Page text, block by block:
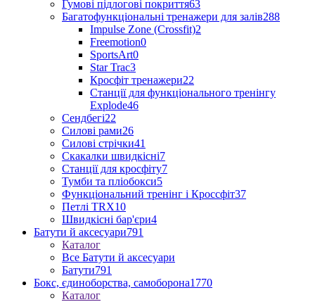
Гумові підлогові покриття63
Багатофункціональні тренажери для залів288
Impulse Zone (Crossfit)2
Freemotion0
SportsArt0
Star Trac3
Кросфіт тренажери22
Станції для функціонального тренінгу
Explode46
Сендбегі22
Силові рами26
Силові стрічки41
Скакалки швидкісні7
Станції для кросфіту7
Тумби та пліобокси5
Функціональний тренінг і Кроссфіт37
Петлі TRX10
Швидкісні бар'єри4
Батути й аксесуари791
Каталог
Все Батути й аксесуари
Батути791
Бокс, єдиноборства, самоборона1770
Каталог